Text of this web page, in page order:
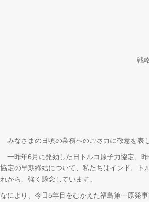
●日
戦
みなさまの日頃の業務へのご尽力に敬意を表し
一昨年6月に発効した日トルコ原子力協定、
協定の早期締結について、私たちはインド、ト
れから、強く懸念しています。
なにより、今日5年目をむかえた福島第一原発